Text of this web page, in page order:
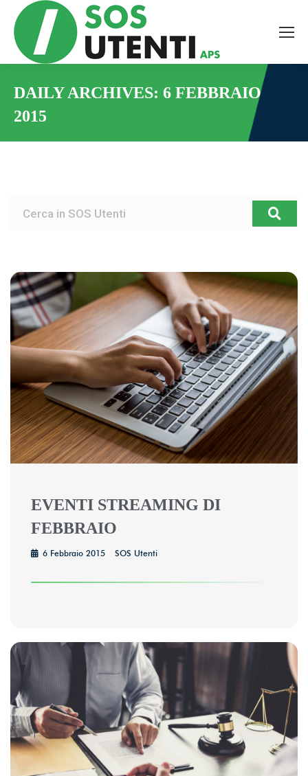
DAILY ARCHIVES: 6 FEBBRAIO
2015
EVENTI STREAMING DI
FEBBRAIO
6 Febbraio 2015 SOS Utenti